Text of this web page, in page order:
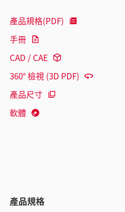
產品規格(PDF)
手冊
CAD / CAE
360° 檢視 (3D PDF)
產品尺寸
軟體
產品規格